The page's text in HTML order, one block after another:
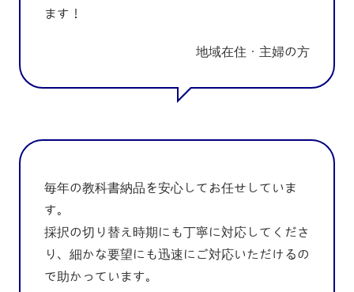
ます！
地域在住・主婦の方
毎年の教科書納品を安心してお任せしていま
す。
採択の切り替え時期にも丁寧に対応してくださ
り、細かな要望にも迅速にご対応いただけるの
で助かっています。